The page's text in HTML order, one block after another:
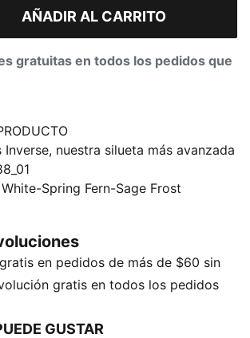
de deseos
AÑADIR AL CARRITO
gratuitas en todos los pedidos que
Inverse, nuestra silueta más avanzada
Inverse traspasan los límites del arte
crear Inverse, nuestros diseñadores
de IA para remezclar y remodelar
nunca antes visto que rompe
Líneas expresivas, materiales
asimétricas se unen en este
el futuro.
Spring Fern-Sage Frost
en pedidos de más de $60 sin
gratis en todos los pedidos
GUSTAR